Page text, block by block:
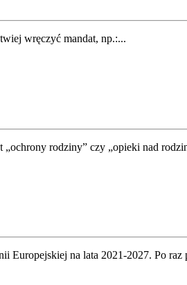
wręczyć mandat, np.:...
„ochrony rodziny” czy „opieki nad
Europejskiej na lata 2021-2027. Po raz